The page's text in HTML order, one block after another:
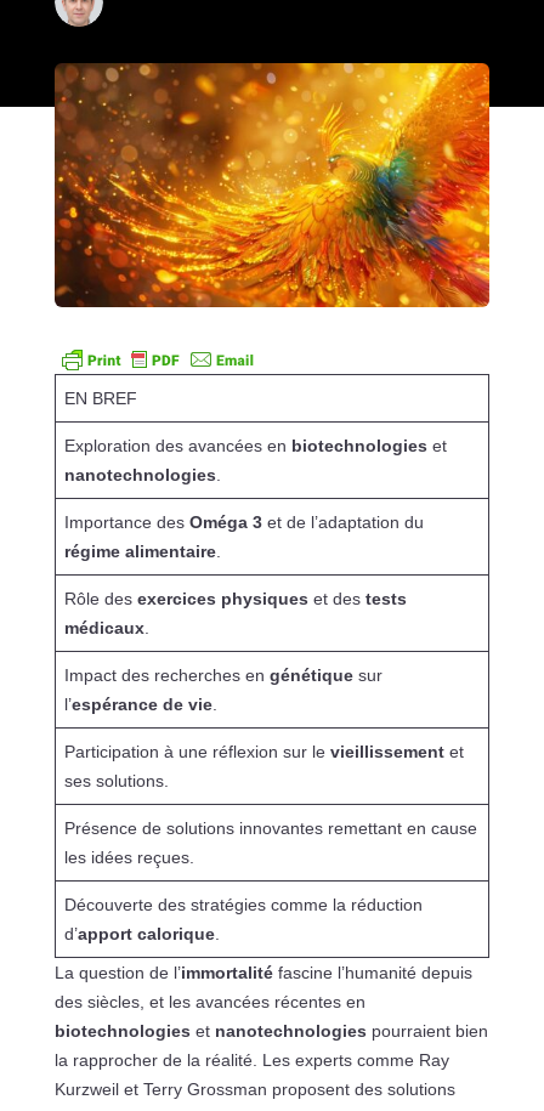
EN BREF
Exploration des avancées en biotechnologies et
nanotechnologies
Importance des Oméga 3et de l’adaptation du
régime alimentaire.
Rôle des exercices physiques et des tests
médicaux.
Impact des recherches en génétiquesur
l’espérance de vie.
Participation à une réflexion sur le vieillissementet
ses solutions.
Présence de solutions innovantes remettant en cause
les idées reçues.
Découverte des stratégies comme la réduction
d’apport calorique.
La question de l’immortalitéfascine l’humanité depuis
des siècles, et les avancées récentes en
biotechnologies et nanotechnologies pourraient bien
la rapprocher de la réalité. Les experts comme Ray
Kurzweil et Terry Grossman proposent des solutions